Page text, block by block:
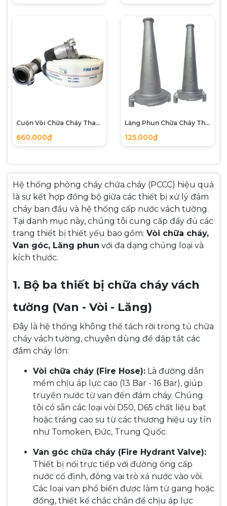
Cuộn Vòi Chữa Cháy Thanh Bình (DN50 & DN65) - Dài 20m | Chuẩn TCVN 5739:2023
660.000₫
Lăng Phun Chữa Cháy Thanh Bình (DN50 & DN65) - Chuẩn TCVN 13261:2021 | Chịu Áp Lực Cao
125.000₫
Hệ thống phòng cháy chữa cháy (PCCC) hiệu quả
là sự kết hợp đồng bộ giữa các thiết bị xử lý đám
cháy ban đầu và hệ thống cấp nước vách tường.
Tại danh mục này, chúng tôi cung cấp đầy đủ các
trang thiết bị thiết yếu bao gồm: Vòi chữa cháy,
Van góc, Lăng phun với đa dạng chủng loại và
kích thước.
1. Bộ ba thiết bị chữa cháy vách
tường (Van - Vòi - Lăng)
Đây là hệ thống không thể tách rời trong tủ chữa
cháy vách tường, chuyên dùng để dập tắt các
đám cháy lớn:
Vòi chữa cháy (Fire Hose): Là đường dẫn
mềm chịu áp lực cao (13 Bar - 16 Bar), giúp
truyền nước từ van đến đám cháy. Chúng
tôi có sẵn các loại vòi D50, D65 chất liệu bạt
hoặc tráng cao su từ các thương hiệu uy tín
như Tomoken, Đức, Trung Quốc.
Van góc chữa cháy (Fire Hydrant Valve):
Thiết bị nối trực tiếp với đường ống cấp
nước cố định, đóng vai trò xả nước vào vòi.
Các loại van phổ biến được làm từ gang hoặc
đồng, thiết kế chắc chắn để chịu áp lực